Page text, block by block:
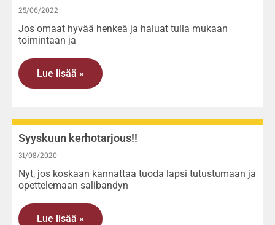
25/06/2022
Jos omaat hyvää henkeä ja haluat tulla mukaan
toimintaan ja
Lue lisää »
Syyskuun kerhotarjous!!
31/08/2020
Nyt, jos koskaan kannattaa tuoda lapsi tutustumaan ja
opettelemaan salibandyn
Lue lisää »